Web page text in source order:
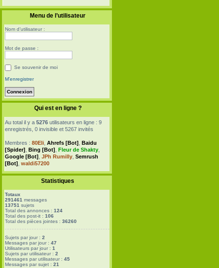
Menu de l’utilisateur
Nom d’utilisateur :
Mot de passe :
Se souvenir de moi
M’enregistrer
Qui est en ligne ?
Au total il y a5276 utilisateurs en ligne : 9
enregistrés, 0 invisible et 5267 invités
Membres :80Eli ,Ahrefs [Bot] ,Baidu
[Spider] ,Bing [Bot] ,Fleur de Shakty
Google [Bot] ,JPh Rumilly ,Semrush
[Bot] ,waldi57200
Statistiques
Totaux
291461 messages
13751 sujets
Total des annonces :124
Total des post-it :106
Total des pièces jointes :36260
Sujets par jour :2
Messages par jour :47
Utilisateurs par jour :1
Sujets par utilisateur :2
Messages par utilisateur :45
Messages par sujet :21